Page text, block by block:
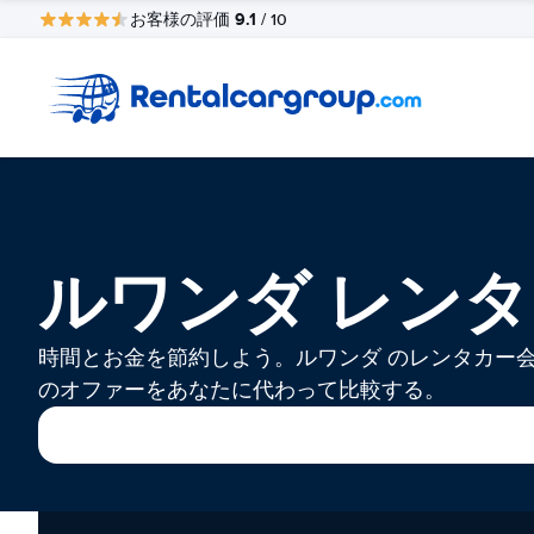
お客様の評価 9.1 / 10
ルワンダ レン
時間とお金を節約しよう。ルワンダ のレンタカー
のオファーをあなたに代わって比較する。